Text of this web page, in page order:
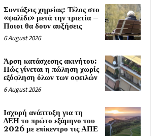
Συντάξεις χηρείας: Τέλος στο
«ψαλίδι» μετά την τριετία –
Ποιοι θα δουν αυξήσεις
6 August 2026
Άρση κατάσχεσης ακινήτου:
Πώς γίνεται η πώληση χωρίς
εξόφληση όλων των οφειλών
6 August 2026
Ισχυρή ανάπτυξη για τη
ΔΕΗ το πρώτο εξάμηνο του
2026 με επίκεντρο τις ΑΠΕ